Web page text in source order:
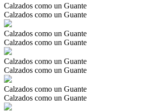
Calzados como un Guante
Calzados como un Guante
Calzados como un Guante
Calzados como un Guante
Calzados como un Guante
Calzados como un Guante
Calzados como un Guante
Calzados como un Guante